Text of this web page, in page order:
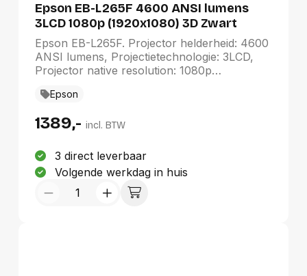
Epson EB-L265F 4600 ANSI lumens
3LCD 1080p (1920x1080) 3D Zwart
Epson EB-L265F. Projector helderheid: 4600
ANSI lumens, Projectietechnologie: 3LCD,
Projector native resolution: 1080p
Levensduur van de lichtbron: 20000 uur,
(besparingsmodus): 30000 uur. Focus:
Diafragma (F-F): 1,51 - 1,77. Video
kleurenmodi: Schoolbord, Bioscoop,
Dynamisch, Multi-projection, Presentatie,
sRGB. Soort serieële aansluiting: RS-232C,
Epson
1389,- incl. BTW
3 direct leverbaar
Volgende werkdag in huis